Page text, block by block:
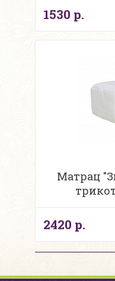
1530 р.
Матрац
2420 р.